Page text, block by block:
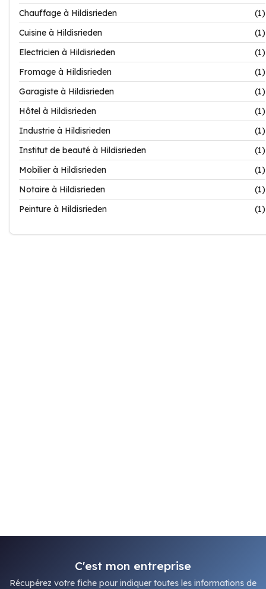
Chauffage à Hildisrieden
(1)
Cuisine à Hildisrieden
(1)
Electricien à Hildisrieden
(1)
Fromage à Hildisrieden
(1)
Garagiste à Hildisrieden
(1)
Hôtel à Hildisrieden
(1)
Industrie à Hildisrieden
(1)
Institut de beauté à Hildisrieden
(1)
Mobilier à Hildisrieden
(1)
Notaire à Hildisrieden
(1)
Peinture à Hildisrieden
(1)
C'est mon entreprise
Récupérez votre fiche pour indiquer toutes les informations de